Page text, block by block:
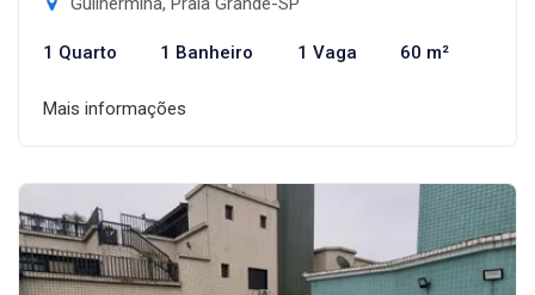
1 Quarto 1 Banheiro 1 Vaga 60 m²
Mais informações